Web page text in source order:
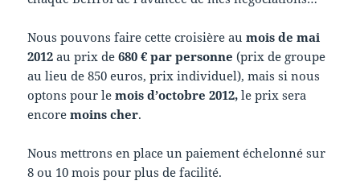
Nous pouvons faire cette croisière au mois de mai
2012 au prix de680 € par personne (prix de groupe
au lieu de 850 euros, prix individuel), mais si nous
optons pour lemois d’octobre 2012, le prix sera
encoremoins cher.
Nous mettrons en place un paiement échelonné sur
8 ou 10 mois pour plus de facilité.